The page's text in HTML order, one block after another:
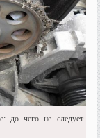
до чего не следует